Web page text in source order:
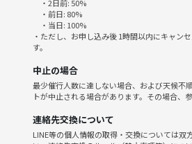
--参加費--
現地払い：1000円
--持ち物--
飲み物や、お菓子など
※軽いお菓子は用意しますが、飲み物は持参
・2日前: 50%
・前日: 80%
・当日: 100%
・ただし、お申し込み後 1時間以内にキャン
す。
中止の場合
最少催行人数に達しない場合、および天候不
トが中止される場合があります。その場合、
連絡先交換について
LINE等の個人情報の取得・交換については双